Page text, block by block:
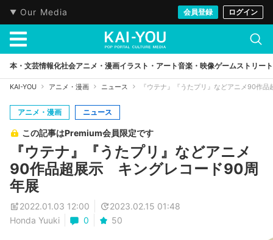
Our Media 会員登録 ログイン
本・文芸情報化社会アニメ・漫画イラスト・アート音楽・映像ゲームストリート
KAI-YOU アニメ・漫画 ニュース 『ウテナ』『うたプリ』などアニメ90作
アニメ・漫画 ニュース
この記事はPremium会員限定です
『ウテナ』『うたプリ』などアニメ
90作品超展示 キングレコード90周
年展
2022.01.03 12:00
2023.02.15 01:48
Honda Yuuki
0 50